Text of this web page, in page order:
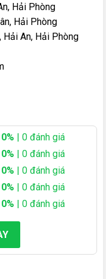
Hải Phòng
Hải Phòng
Hải An, Hải Phòng
0% | 0 đánh giá
0% | 0 đánh giá
0% | 0 đánh giá
0% | 0 đánh giá
0% | 0 đánh giá